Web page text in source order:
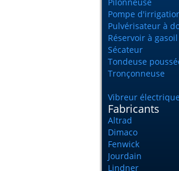
Pompe
Pulvérisateur à
Réservoir à gasoil
Sécateur
Tondeuse
Tronçonneuse
Vibreur électrique
Fabricants
Altrad
Dimaco
Fenwick
Jourdain
Lindner